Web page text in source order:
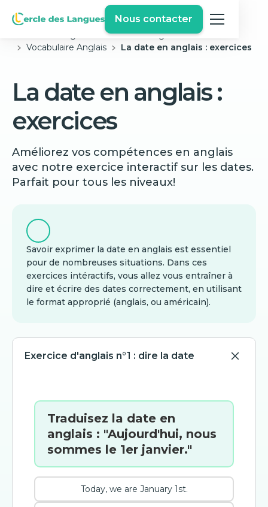
Nous contacter
Exercices Anglais Gratuits
Vocabulaire Anglais
La date en anglais : exercices
La date en anglais :
exercices
Améliorez vos compétences en anglais
avec notre exercice interactif sur les dates.
Parfait pour tous les niveaux!
Savoir exprimer la date en anglais est essentiel
pour de nombreuses situations. Dans ces
exercices intéractifs, vous allez vous entraîner à
dire et écrire des dates correctement, en utilisant
le format approprié (anglais, ou américain).
Exercice d'anglais n°1 : dire la date
Traduisez la date en
anglais : "Aujourd'hui, nous
sommes le 1er janvier."
Today, we are January 1st.